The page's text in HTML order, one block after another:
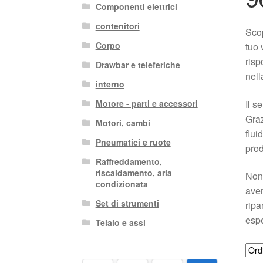
tuo
Il
Componenti elettrici
contenitori
Corpo
Drawbar e teleferiche
interno
Motore - parti e accessori
Motori, cambi
Pneumatici e ruote
Raffreddamento,
riscaldamento, aria
condizionata
Set di strumenti
Telaio e assi